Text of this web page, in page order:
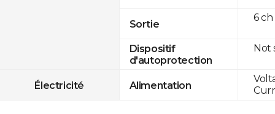
Sortie
Dispositif
d'autoprotection
Électricité Alimentation
6 ch
Not